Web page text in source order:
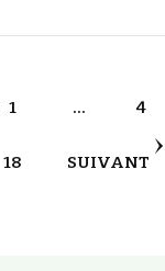
PAGE
1 … 4
PAGE
18 SUIVANT